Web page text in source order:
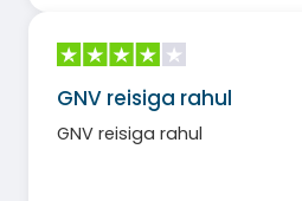
GNV reisiga rahul
GNV reisiga rahul